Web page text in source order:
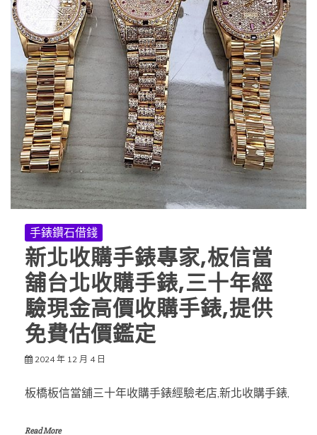
手錶鑽石借錢
新北收購手錶專家,板信當
舖台北收購手錶,三十年經
驗現金高價收購手錶,提供
免費估價鑑定
2024 年 12 月 4 日
板橋板信當舖三十年收購手錶經驗老店,新北收購手錶,
Read More